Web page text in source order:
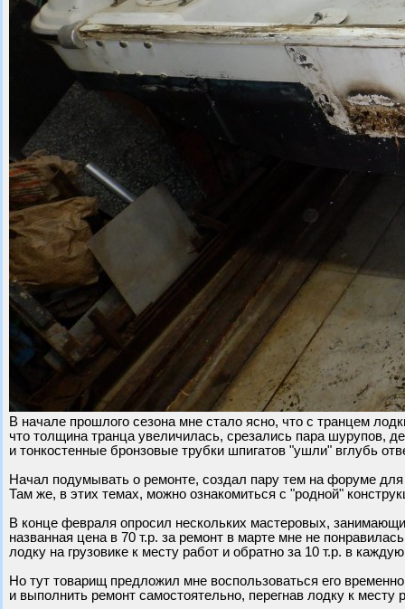
В начале прошлого сезона мне стало ясно, что с транцем
что толщина транца увеличилась, срезались пара шурупов,
и тонкостенные бронзовые трубки шпигатов "ушли" вглубь
Начал подумывать о ремонте, создал пару тем на форуме
Там же, в этих темах, можно ознакомиться с "родной"
В конце февраля опросил нескольких мастеровых,
названная цена в 70 т.р. за ремонт в марте мне не
лодку на грузовике к месту работ и обратно за 10 т.р. в
Но тут товарищ предложил мне воспользоваться его
и выполнить ремонт самостоятельно, перегнав лодку к месту